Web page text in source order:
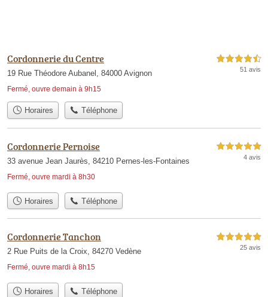
Cordonnerie du Centre
19 Rue Théodore Aubanel, 84000 Avignon
Fermé, ouvre demain à 9h15
4,5 étoiles sur 5
51 avis
Horaires Téléphone
Cordonnerie Pernoise
33 avenue Jean Jaurès, 84210 Pernes-les-Fontaines
Fermé, ouvre mardi à 8h30
5,0 étoiles sur 5
4 avis
Horaires Téléphone
Cordonnerie Tanchon
2 Rue Puits de la Croix, 84270 Vedène
Fermé, ouvre mardi à 8h15
5,0 étoiles sur 5
25 avis
Horaires Téléphone